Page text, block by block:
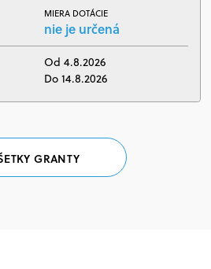
MIERA DOTÁCIE
nie je určená
Od 4.8.2026
Do 14.8.2026
GRANTY